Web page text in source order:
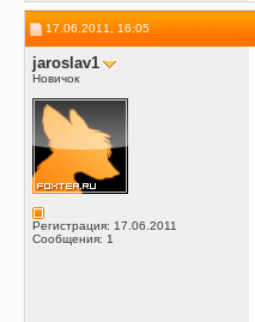
17.06.2011, 16:05
jaroslav1
Новичок
Регистрация: 17.06.2011
Сообщения: 1